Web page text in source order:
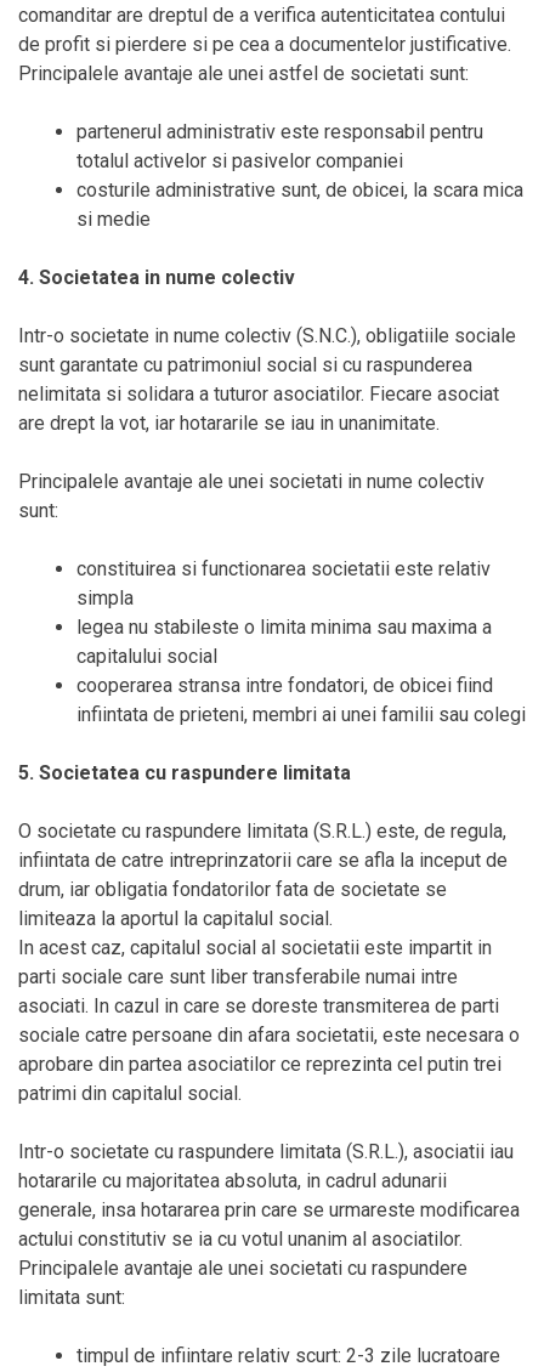
comanditar are dreptul de a verifica autenticitatea contului
de profit si pierdere si pe cea a documentelor justificative.
Principalele avantaje ale unei astfel de societati sunt:
partenerul administrativ este responsabil pentru
totalul activelor si pasivelor companiei
costurile administrative sunt, de obicei, la scara mica
si medie
4. Societatea in nume colectiv
Intr-o societate in nume colectiv (S.N.C.), obligatiile sociale
sunt garantate cu patrimoniul social si cu raspunderea
nelimitata si solidara a tuturor asociatilor. Fiecare asociat
are drept la vot, iar hotararile se iau in unanimitate.
Principalele avantaje ale unei societati in nume colectiv
sunt:
constituirea si functionarea societatii este relativ
simpla
legea nu stabileste o limita minima sau maxima a
capitalului social
cooperarea stransa intre fondatori, de obicei fiind
infiintata de prieteni, membri ai unei familii sau colegi
5. Societatea cu raspundere limitata
O societate cu raspundere limitata (S.R.L.) este, de regula,
infiintata de catre intreprinzatorii care se afla la inceput de
drum, iar obligatia fondatorilor fata de societate se
limiteaza la aportul la capitalul social.
In acest caz, capitalul social al societatii este impartit in
parti sociale care sunt liber transferabile numai intre
asociati. In cazul in care se doreste transmiterea de parti
sociale catre persoane din afara societatii, este necesara o
aprobare din partea asociatilor ce reprezinta cel putin trei
patrimi din capitalul social.
Intr-o societate cu raspundere limitata (S.R.L.), asociatii iau
hotararile cu majoritatea absoluta, in cadrul adunarii
generale, insa hotararea prin care se urmareste modificarea
actului constitutiv se ia cu votul unanim al asociatilor.
Principalele avantaje ale unei societati cu raspundere
limitata sunt:
timpul de infiintare relativ scurt: 2-3 zile lucratoare